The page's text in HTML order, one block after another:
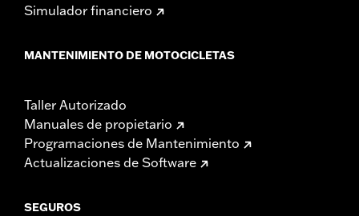
Simulador financiero
MANTENIMIENTO DE MOTOCICLETAS
Taller Autorizado
Manuales de propietario
Programaciones de Mantenimiento
Actualizaciones de Software
SEGUROS